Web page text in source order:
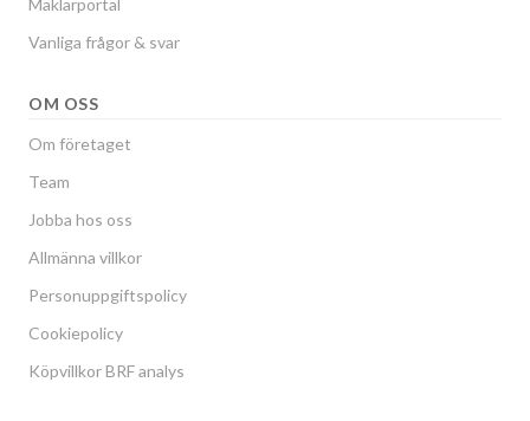
Vanliga frågor & svar
OM OSS
Om företaget
Team
Jobba hos oss
Allmänna villkor
Personuppgiftspolicy
Cookiepolicy
Köpvillkor BRF analys